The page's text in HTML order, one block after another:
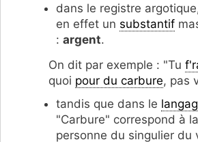
dans le registre
en effet un substantif
: argent.
On dit par exemple : "Tu
quoi pour du carbure, pas
tandis que dans le
"Carbure" correspond à
personne du singulier du